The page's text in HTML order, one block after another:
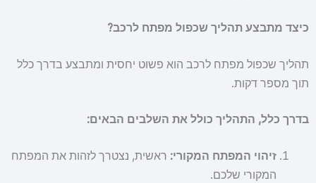
כיצד מתבצע תהליך שכפול מפתח לרכב?
תהליך שכפול מפתח לרכב הוא פשוט יחסית ומתבצע בדרך כלל
תוך מספר דקות.
בדרך כלל, התהליך כולל את השלבים הבאים:
זיהוי המפתח המקורי: ראשית, נצטרך לזהות את המפתח
המקורי שלכם.